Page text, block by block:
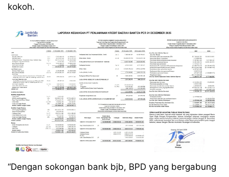
kokoh.
“Dengan sokongan bank bjb, BPD yang bergabung